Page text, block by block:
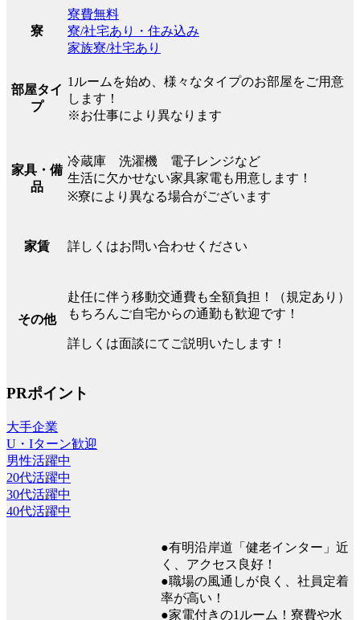
寮
寮費無料
寮/社宅あり・住み込み
家族寮/社宅あり
部屋タイ
プ
1ルームを始め、様々なタイプのお部屋をご用意
します！
※お仕事により異なります
家具・備
品
冷蔵庫 洗濯機 電子レンジなど
生活に欠かせない家具家電も用意します！
※寮により異なる場合がございます
家賃 詳しくはお問い合わせください
その他
赴任に伴う移動交通費も全額負担！（規定あり）
もちろんご自宅からの通勤も歓迎です！
詳しくは面談にてご説明いたします！
PRポイント
大手企業
U・Iターン歓迎
男性活躍中
20代活躍中
30代活躍中
40代活躍中
●有明沿岸道「健老インター」近
く、アクセス良好！
●職場の風通しが良く、社員定着
率が高い！
●家電付きの1ルーム！寮費や水